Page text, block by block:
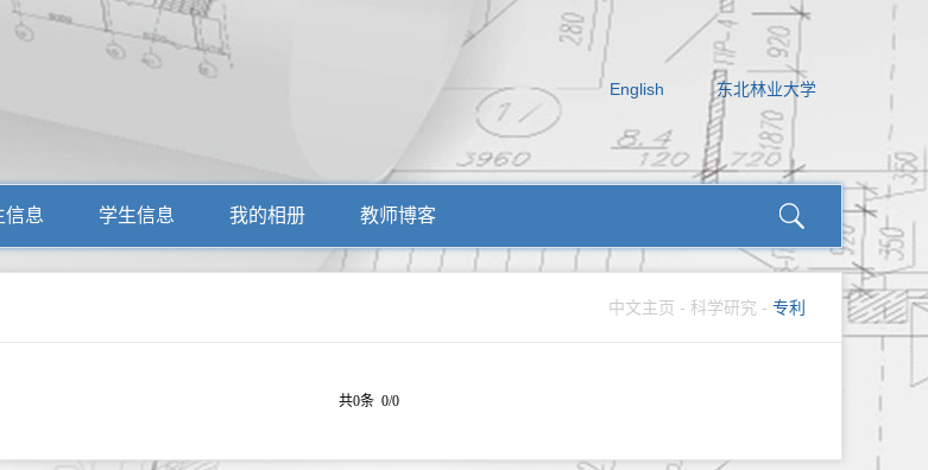
English 东北林业大学
信息 学生信息 我的相册 教师博客
中文主页 - 科学研究 - 专利
共0条 0/0